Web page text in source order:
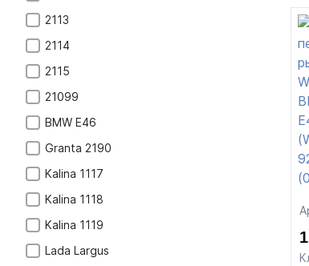
2113
2114
2115
21099
BMW E46
Granta 2190
Kalina 1117
Kalina 1118
Kalina 1119
Lada Largus